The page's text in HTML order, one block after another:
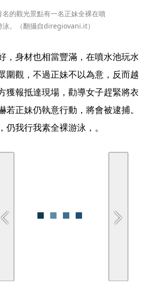
名的觀光景點有一名正妹全裸在噴
泳。（翻攝自diregiovani.it）
，身材也相當豐滿，在噴水池玩水
圍觀，不過正妹不以為意，反而越
獲報抵達現場，勸導女子趕緊將衣
若正妹仍執意行動，將會被逮捕。
仍我行我素全裸游泳，。